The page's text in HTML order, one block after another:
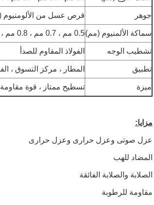
جوهر قرص عسل من الألومنيوم (1/4 "، 3/8" ، 1/2 "حجم الخلية ، رقائق الألومنيوم 0.04 إلى 0.08
سماكة الألمنيوم (مم)0.5 مم ، 0.7 مم ، 0.8 مم ، 1.0 مم ، 1.5 مم ، 2.0 مم ، إلخ
تشطيب الوجه الفولاذ المقاوم للصدأ
تطبيق المطار ، مركز التسوق ،
ميزة تسطيح ممتاز ، قوة
مزايا:
عزل صوتى وعزل حرارى وعزل حرارى
المضاد للهب
الصلابة والصلابة الفائقة
مقاومة للرطوبة